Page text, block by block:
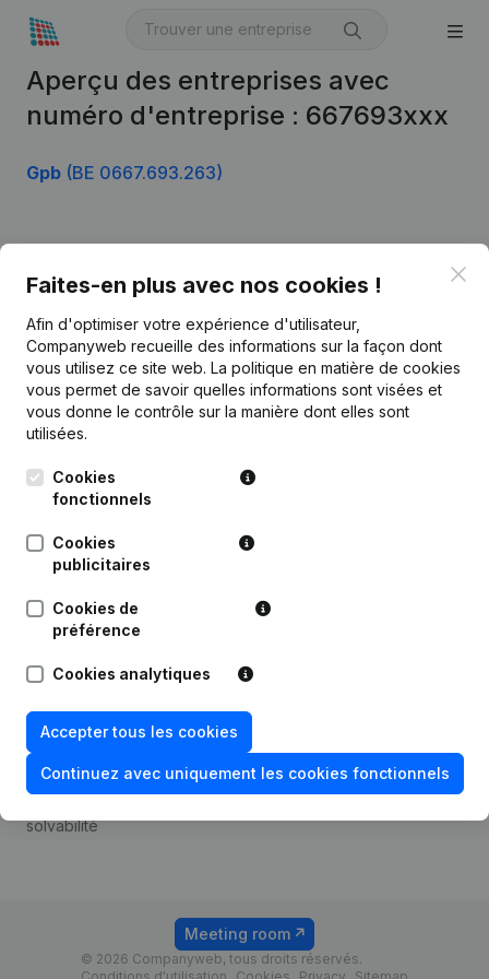
Aperçu des entreprises avec
numéro d'entreprise : 667693xxx
Gpb (BE 0667.693.263)
Faites-en plus avec nos cookies !
Afin d'optimiser votre expérience d'utilisateur,
Companyweb recueille des informations sur la façon dont
vous utilisez ce site web. La politique en matière de cookies
vous permet de savoir quelles informations sont visées et
vous donne le contrôle sur la manière dont elles sont
utilisées.
Cookies
fonctionnels
Cookies
publicitaires
Cookies de
préférence
Cookies analytiques
Accepter tous les cookies
Continuez avec uniquement les cookies fonctionnels
Français
Kantorenpark Everest
Leuvensesteenweg
1800 Vilvoorde
Informations d’entreprise
Monitoring
Recherche internationale
Prospection
Compliance et prévention
de la fraude
Consulter des comptes
Recherche de numéro de
TVA
solvabilité
Tarifs
© 2026 Companyweb, tous droits réservés.
Meeting room